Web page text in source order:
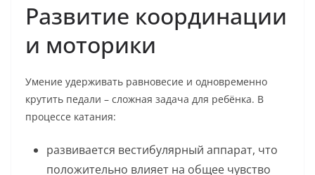
Развитие координации
и моторики
Умение удерживать равновесие и одновременно
крутить педали – сложная задача для ребёнка. В
процессе катания:
развивается вестибулярный аппарат, что
положительно влияет на общее чувство